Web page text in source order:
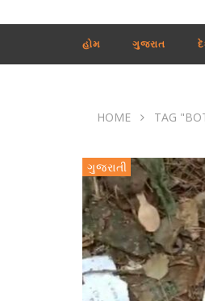
હોમ ગુજરાત
HOME TAG
ગુજરાતી